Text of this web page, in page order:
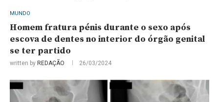
MUNDO
Homem fratura pénis durante o sexo após
escova de dentes no interior do órgão genital
se ter partido
written by REDAÇÃO 26/03/2024